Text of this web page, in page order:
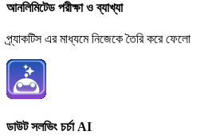
আনলিমিটেড পরীক্ষা ও ব্যাখ্যা
প্র্যাকটিস এর মাধ্যমে নিজেকে তৈরি করে ফেলো
ডাউট সলভিং চর্চা AI